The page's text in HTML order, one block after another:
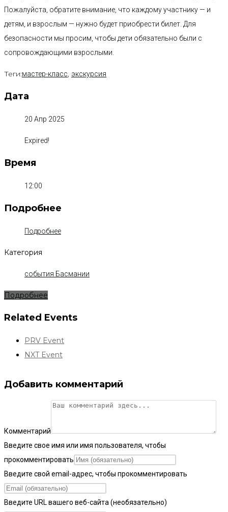
Пожалуйста, обратите внимание, что каждому участнику — и
детям, и взрослым — нужно будет приобрести билет. Для
безопасности мы просим, чтобы дети обязательно были с
сопровождающими взрослыми.
Теги:мастер-класс, экскурсия
Дата
20 Апр 2025
Expired!
Время
12:00
Подробнее
Подробнее
Категория
события Басмании
Подробнее
Related Events
PRV Event
NXT Event
Добавить комментарий
Комментарий
Введите свое имя или имя пользователя, чтобы
прокомментировать
Введите свой email-адрес, чтобы прокомментировать
Введите URL вашего веб-сайта (необязательно)